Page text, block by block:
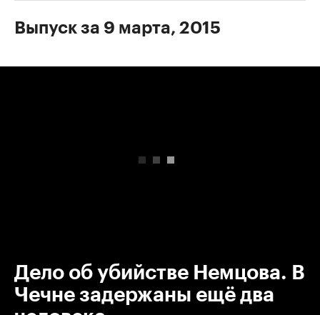
Выпуск за 9 марта, 2015
Дело об убийстве Немцова. В
Чечне задержаны ещё два